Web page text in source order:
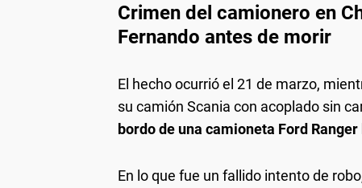
Crimen del camionero en
Fernando antes de morir
El hecho ocurrió el 21 de marzo,
su camión Scania con acoplado sin
bordo de una camioneta Ford Ranger
En lo que fue un fallido intento de